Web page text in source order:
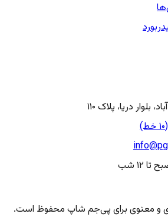
بلوار دریا، پلاک ۱۱۰
پی‌جم شاپ محفوظ است.